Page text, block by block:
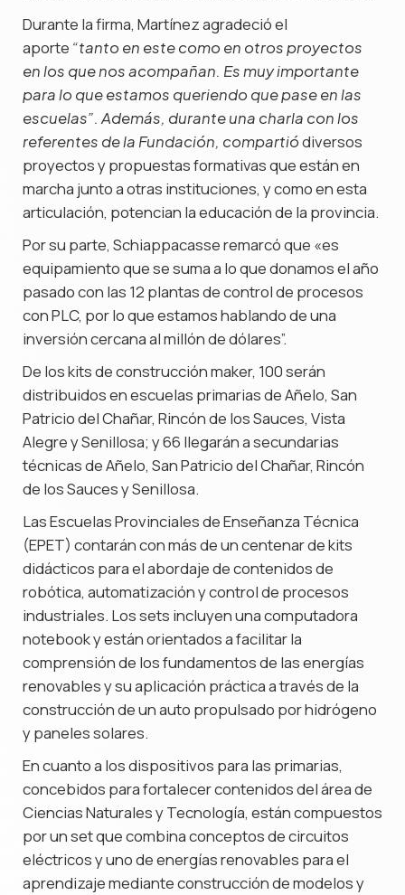
Durante la firma, Martínez agradeció el
aporte “tanto en este como en otros proyectos
en los que nos acompañan. Es muy importante
para lo que estamos queriendo que pase en las
escuelas”. Además, durante una charla con los
referentes de la Fundación, compartiódiversos
proyectos y propuestas formativas que están en
marcha junto a otras instituciones, y como en esta
articulación, potencian la educación de la provincia.
Por su parte, Schiappacasse remarcó que «es
equipamiento que se suma a lo que donamos el año
pasado con las 12 plantas de control de procesos
con PLC, por lo que estamos hablando de una
inversión cercana al millón de dólares”.
De los kits de construcción maker, 100 serán
distribuidos en escuelas primarias de Añelo, San
Patricio del Chañar, Rincón de los Sauces, Vista
Alegre y Senillosa; y 66 llegarán a secundarias
técnicas de Añelo, San Patricio del Chañar, Rincón
de los Sauces y Senillosa.
Las Escuelas Provinciales de Enseñanza Técnica
(EPET) contarán con más de un centenar de kits
didácticos para el abordaje de contenidos de
robótica, automatización y control de procesos
industriales. Los sets incluyen una computadora
notebook y están orientados a facilitar la
comprensión de los fundamentos de las energías
renovables y su aplicación práctica a través de la
construcción de un auto propulsado por hidrógeno
y paneles solares.
En cuanto a los dispositivos para las primarias,
concebidos para fortalecer contenidos del área de
Ciencias Naturales y Tecnología, están compuestos
por un set que combina conceptos de circuitos
eléctricos y uno de energías renovables para el
aprendizaje mediante construcción de modelos y